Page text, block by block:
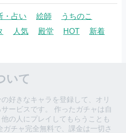
・占い 絵師
うちのこ
人気 殿堂 HOT 新着
いて
好きなキャラを登録して、オリ
ービスです。 作ったガチャは自
の人にプレイしてもらうことも
チャ完全無料で、課金は一切さ